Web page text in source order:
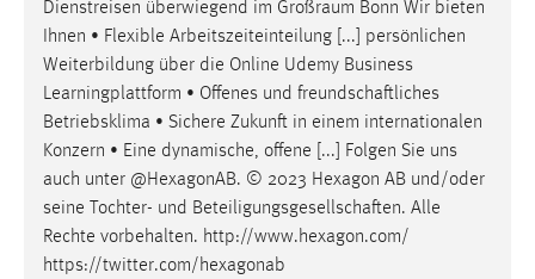
Dienstreisen überwiegend im Großraum Bonn Wir bieten
Ihnen • Flexible Arbeitszeiteinteilung [...] persönlichen
Weiterbildung über die Online Udemy Business
Learningplattform • Offenes und freundschaftliches
Betriebsklima • Sichere Zukunft in einem internationalen
Konzern • Eine dynamische, offene [...] Folgen Sie uns
auch unter @HexagonAB. © 2023 Hexagon AB und/oder
seine Tochter- und Beteiligungsgesellschaften. Alle
Rechte vorbehalten. http://www.hexagon.com/
https://twitter.com/hexagonab
unsere Besucher unsere Website nutzen.
Matomo
Name:
_pk_ref, _pk_cvar, _pk_id, _pk_ses
Zweck:
Zugriffsstatistik